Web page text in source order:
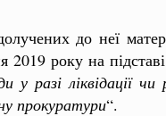
до неї
2019 року на
у разі ліквідації
прокуратури“.